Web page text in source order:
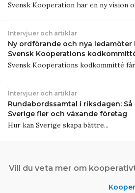
Svensk Kooperation har en ny vision
Intervjuer och artiklar
Ny ordförande och nya ledamöter i
Svensk Kooperations
Svensk Kooperations kodkommitté får
Intervjuer och artiklar
Rundabordssamtal i riksdagen: Så
Sverige fler och växande företag
Hur kan Sverige skapa bättre...
Vill du veta mer om